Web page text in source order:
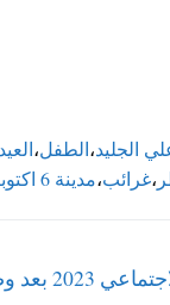
الجليد،الطفل،العيد
،غرائب،مدينة 6 اكتوبر
خطوات استلام شقة